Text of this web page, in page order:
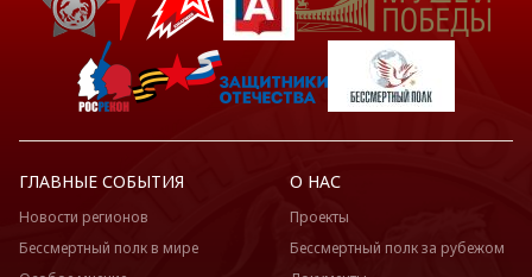
ГЛАВНЫЕ СОБЫТИЯ
Новости регионов
Бессмертный полк в мире
О НАС
Проекты
Бессмертный полк за рубежом